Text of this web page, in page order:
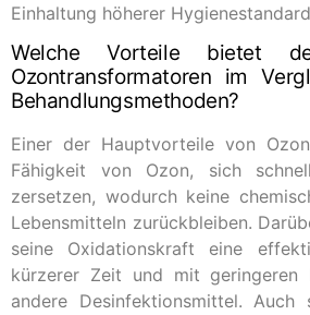
Einhaltung höherer
Welche Vorteile bietet
Ozontransformatoren im
Behandlungsmethoden?
Einer der Hauptvorteile von
Fähigkeit von Ozon, sich
zersetzen, wodurch keine
Lebensmitteln zurückbleiben.
seine Oxidationskraft eine
kürzerer Zeit und mit geringeren
andere Desinfektionsmittel.